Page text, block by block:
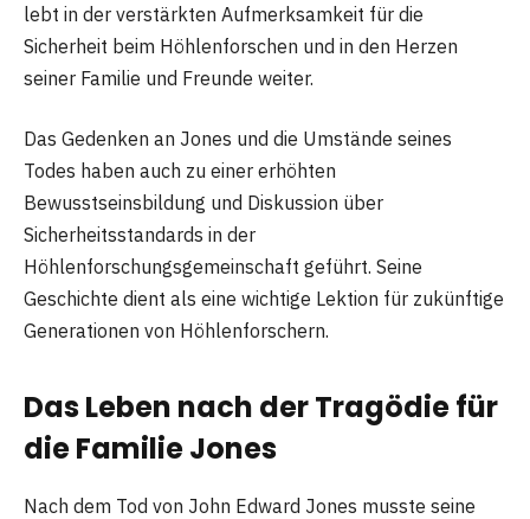
lebt in der verstärkten Aufmerksamkeit für die
Sicherheit beim Höhlenforschen und in den Herzen
seiner Familie und Freunde weiter.
Das Gedenken an Jones und die Umstände seines
Todes haben auch zu einer erhöhten
Bewusstseinsbildung und Diskussion über
Sicherheitsstandards in der
Höhlenforschungsgemeinschaft geführt. Seine
Geschichte dient als eine wichtige Lektion für zukünftige
Generationen von Höhlenforschern.
Das Leben nach der Tragödie für
die Familie Jones
Nach dem Tod von John Edward Jones musste seine